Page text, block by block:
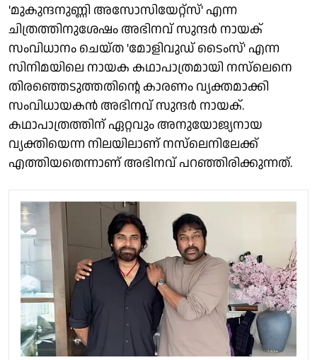
'മുകുന്ദനുണ്ണി അസോസിയേറ്റ്സ്' എന്ന
ചിത്രത്തിനുശേഷം അഭിനവ് സുന്ദർ നായക്
സംവിധാനം ചെയ്ത 'മോളിവുഡ് ടൈംസ്' എന്ന
സിനിമയിലെ നായക കഥാപാത്രമായി നസ്‌ലെനെ
തിരഞ്ഞെടുത്തതിന്റെ കാരണം വ്യക്തമാക്കി
സംവിധായകൻ അഭിനവ് സുന്ദർ നായക്.
കഥാപാത്രത്തിന് ഏറ്റവും അനുയോജ്യനായ
വ്യക്തിയെന്ന നിലയിലാണ് നസ്‌ലെനിലേക്ക്
എത്തിയതെന്നാണ് അഭിനവ് പറഞ്ഞിരിക്കുന്നത്.